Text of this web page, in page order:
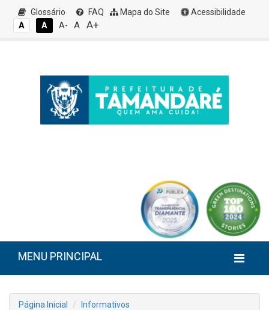
Glossário FAQ Mapa do Site
Acessibilidade
A
A A- A A+
MENU PRINCIPAL
Página Inicial
Informativos